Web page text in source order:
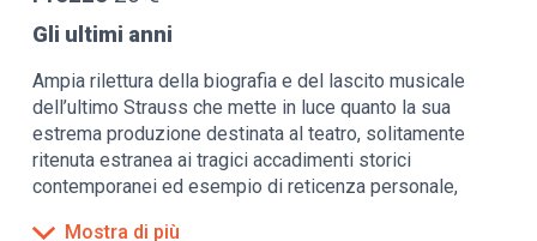
Gli ultimi anni
Ampia rilettura della biografia e del lascito musicale
dell’ultimo Strauss che mette in luce quanto la sua
estrema produzione destinata al teatro, solitamente
ritenuta estranea ai tragici accadimenti storici
contemporanei ed esempio di reticenza personale,
Mostra di più